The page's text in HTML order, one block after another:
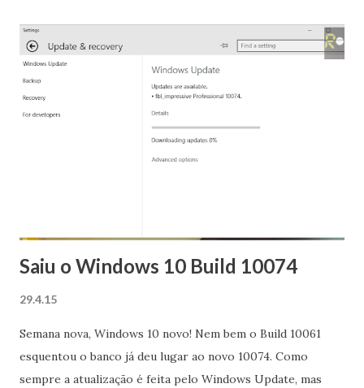
seus produtores a portá-las para o novo navegador. Sem
dúvida isto é um grande acerto da Microsoft e poderá ser
um fator decisivo para a popularização do Edge.
Pessoalmente venho testando o até então Project Spartan
desde o Build 10049 do Windows 10 e o mesmo vem se
mostrando um produto bem interessante, com um bom
competidor de respe...
Saiu o Windows 10 Build 10074
29.4.15
Semana nova, Windows 10 novo! Nem bem o Build 10061
esquentou o banco já deu lugar ao novo 10074. Como
sempre a atualização é feita pelo Windows Update, mas